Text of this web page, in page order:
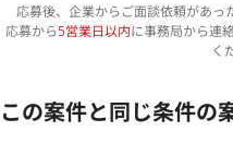
応募後、企業からご面談依頼があっ
応募から5営業日以内に事務局から連
く
この案件と同じ条件の